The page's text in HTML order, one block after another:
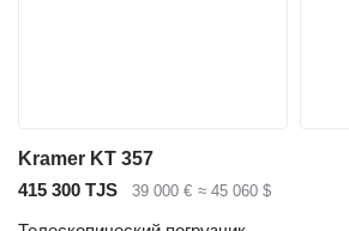
Kramer KT 357
415 300 TJS
39 000 € ≈ 45 060 $